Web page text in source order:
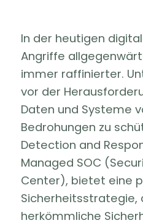
In der heutigen
Angriffe
immer raffinierter.
vor der
Daten und Systeme
Bedrohungen zu
Detection and
Managed SOC
Center), bietet eine
Sicherheitsstrategie,
herkömmliche